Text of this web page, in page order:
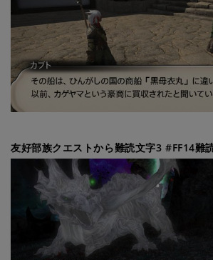
友好部族クエストから難読文字3 #FF14難